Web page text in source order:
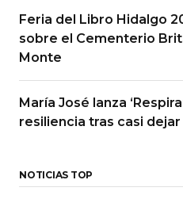
Feria del Libro Hidalgo
sobre el Cementerio
Monte
María José lanza
resiliencia tras casi dejar
NOTICIAS TOP